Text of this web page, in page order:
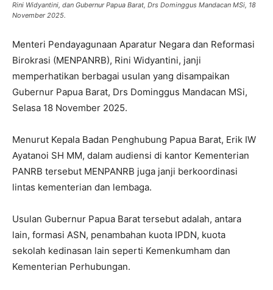
Rini Widyantini, dan Gubernur Papua Barat, Drs Dominggus Mandacan MSi, 18
November 2025.
Menteri Pendayagunaan Aparatur Negara dan Reformasi
Birokrasi (MENPANRB), Rini Widyantini, janji
memperhatikan berbagai usulan yang disampaikan
Gubernur Papua Barat, Drs Dominggus Mandacan MSi,
Selasa 18 November 2025.
Menurut Kepala Badan Penghubung Papua Barat, Erik IW
Ayatanoi SH MM, dalam audiensi di kantor Kementerian
PANRB tersebut MENPANRB juga janji berkoordinasi
lintas kementerian dan lembaga.
Usulan Gubernur Papua Barat tersebut adalah, antara
lain, formasi ASN, penambahan kuota IPDN, kuota
sekolah kedinasan lain seperti Kemenkumham dan
Kementerian Perhubungan.